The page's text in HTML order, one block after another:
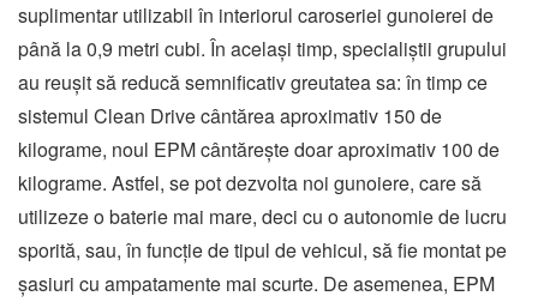
suplimentar utilizabil în interiorul caroseriei gunoierei de
până la 0,9 metri cubi. În același timp, specialiștii grupului
au reușit să reducă semnificativ greutatea sa: în timp ce
sistemul Clean Drive cântărea aproximativ 150 de
kilograme, noul EPM cântărește doar aproximativ 100 de
kilograme. Astfel, se pot dezvolta noi gunoiere, care să
utilizeze o baterie mai mare, deci cu o autonomie de lucru
sporită, sau, în funcție de tipul de vehicul, să fie montat pe
șasiuri cu ampatamente mai scurte. De asemenea, EPM